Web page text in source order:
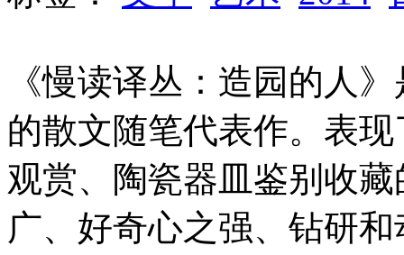
《慢读译丛：造园的人
的散文随笔代表作。表
观赏、陶瓷器皿鉴别收
广、好奇心之强、钻研